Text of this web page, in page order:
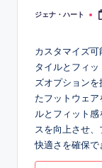
Posted
ジェナ・ハート
カスタマイズ
タイルとフィ
ズオプション
たフットウェ
ルとフィット
スを向上させ、
快適さを確保で